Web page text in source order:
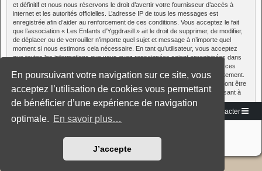
En poursuivant votre navigation sur ce site, vous
acceptez l’utilisation de cookies vous permettant
de bénéficier d’une expérience de navigation
optimale. En savoir plus…
J’accepte
et définitif et nous nous réservons le droit d’avertir votre fournisseur d’accès à
internet et les autorités officielles. L’adresse IP de tous les messages est
enregistrée afin d’aider au renforcement de ces conditions. Vous acceptez le fait
que l’association « Les Enfants d’Yggdrasill » ait le droit de supprimer, de modifier,
de déplacer ou de verrouiller n’importe quel sujet et message à n’importe quel
moment si nous estimons cela nécessaire. En tant qu’utilisateur, vous acceptez
que toutes les informations que vous avez renseignées soient enregistrées dans
notre base de données. Sauf réquisition des autorité judiciaires françaises, ces
informations ne seront pas diffusées à une tierce partie sans votre consentement.
Cependant, ni l’association « Les Enfants d’Yggdrasill », ni phpBB, ne pourront être
tenus comme responsables en cas de tentative de piratage informatique visant à
compromettre vos données.
Nous contacter
Style: Black-Silver-Split by Joyce&Luna
phpBB-Style-Design